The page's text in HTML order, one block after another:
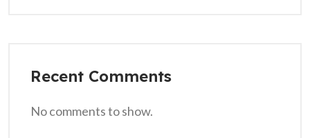
Recent Comments
No comments to show.